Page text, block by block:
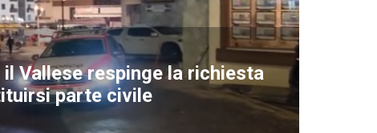
Vallese respinge la richiesta
parte civile